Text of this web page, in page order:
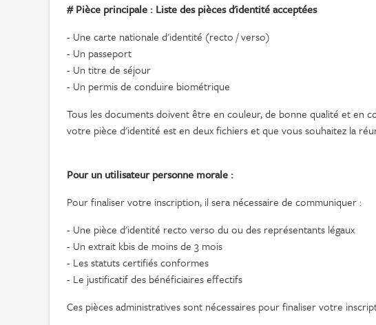
# Pièce principale : Liste des pièces d'identité acceptées
- Une carte nationale d'identité (recto / verso)
- Un passeport
- Un titre de séjour
- Un permis de conduire biométrique
Tous les documents doivent être en couleur, de bonne qualité et en
votre pièce d'identité est en deux fichiers et que vous souhaitez la
Pour un utilisateur personne morale :
Pour finaliser votre inscription, il sera nécessaire de communiquer :
- Une pièce d'identité recto verso du ou des représentants légaux
- Un extrait kbis de moins de 3 mois
- Les statuts certifiés conformes
- Le justificatif des bénéficiaires effectifs
Ces pièces administratives sont nécessaires pour finaliser votre